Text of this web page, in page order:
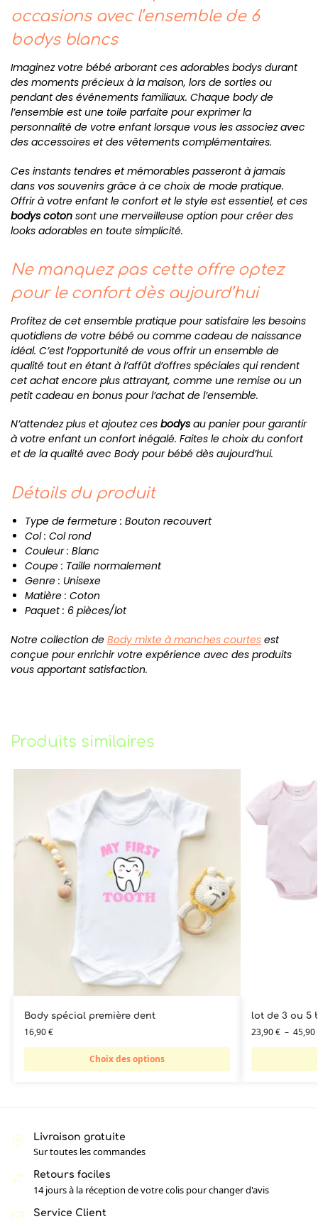
occasions avec l’ensemble de 6
bodys blancs
Imaginez votre bébé arborant ces adorables bodys durant
des moments précieux à la maison, lors de sorties ou
pendant des événements familiaux. Chaque body de
l’ensemble est une toile parfaite pour exprimer la
personnalité de votre enfant lorsque vous les associez avec
des accessoires et des vêtements complémentaires.
Ces instants tendres et mémorables passeront à jamais
dans vos souvenirs grâce à ce choix de mode pratique.
Offrir à votre enfant le confort et le style est essentiel, et ces
bodys coton sont une merveilleuse option pour créer des
looks adorables en toute simplicité.
Ne manquez pas cette offre optez
pour le confort dès aujourd’hui
Profitez de cet ensemble pratique pour satisfaire les besoins
quotidiens de votre bébé ou comme cadeau de naissance
idéal. C’est l’opportunité de vous offrir un ensemble de
qualité tout en étant à l’affût d’offres spéciales qui rendent
cet achat encore plus attrayant, comme une remise ou un
petit cadeau en bonus pour l’achat de l’ensemble.
N’attendez plus et ajoutez ces bodysau panier pour garantir
à votre enfant un confort inégalé. Faites le choix du confort
et de la qualité avec Body pour bébé dès aujourd’hui.
Détails du produit
Type de fermeture : Bouton recouvert
Col : Col rond
Couleur : Blanc
Coupe : Taille normalement
Genre : Unisexe
Matière : Coton
Paquet : 6 pièces/lot
Notre collection de Body mixte à manches courtes est
conçue pour enrichir votre expérience avec des produits
vous apportant satisfaction.
Produits similaires
Body spécial première dent
16,90€
Choix des options
lot de 3 ou 5
23,90€ – 45,90
Livraison gratuite
Sur toutes les commandes
Retours faciles
14 jours à la réception de votre colis pour changer d'avis
Service Client